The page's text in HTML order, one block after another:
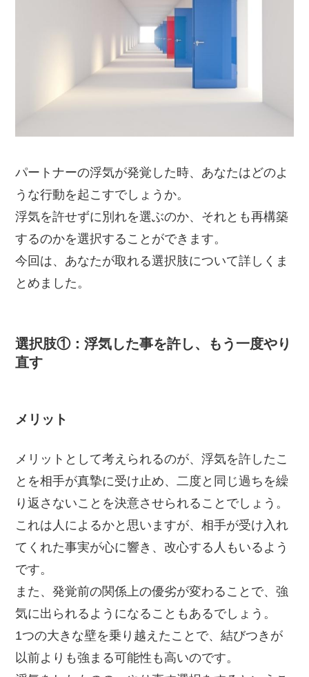
パートナーの浮気が発覚した時、あなたはどのよ
うな行動を起こすでしょうか。
浮気を許せずに別れを選ぶのか、それとも再構築
するのかを選択することができます。
今回は、あなたが取れる選択肢について詳しくま
とめました。
選択肢①：浮気した事を許し、もう一度やり
直す
メリット
メリットとして考えられるのが、浮気を許したこ
とを相手が真摯に受け止め、二度と同じ過ちを繰
り返さないことを決意させられることでしょう。
これは人によるかと思いますが、相手が受け入れ
てくれた事実が心に響き、改心する人もいるよう
です。
また、発覚前の関係上の優劣が変わることで、強
気に出られるようになることもあるでしょう。
1つの大きな壁を乗り越えたことで、結びつきが
以前よりも強まる可能性も高いのです。